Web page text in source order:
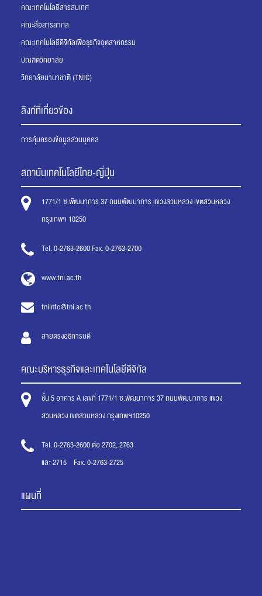
คณะเทคโนโลยีสารสนเทศ
คณะสื่อสารสากล
คณะเทคโนโลยีดิจิทัลเพื่อธุรกิจอุตสาหกรรม
บัณฑิตวิทยาลัย
วิทยาลัยนานาชาติ (TNIC)
ลิงก์ที่เกี่ยวข้อง
การคุ้มครองข้อมูลส่วนบุคคล
สถาบันเทคโนโลยีไทย-ญี่ปุ่น
1771/1 ซ.พัฒนาการ 37 ถนนพัฒนาการ แขวงสวนหลวง เขตสวนหลวง
กรุงเทพฯ 10250
Tel. 0-2763-2600 Fax. 0-2763-2700
www.tni.ac.th
tniinfo@tni.ac.th
สายตรงอธิการบดี
คณะบริหารธุรกิจและเทคโนโลยีดิจิทัล
ชั้น 5 อาคาร A เลขที่ 1771/1 ซ.พัฒนาการ 37 ถนนพัฒนาการ แขวง
สวนหลวง เขตสวนหลวง กรุงเทพฯ10250
Tel. 0-2763-2600 ต่อ 2702, 2763
และ 2715 Fax. 0-2763-2725
แผนที่